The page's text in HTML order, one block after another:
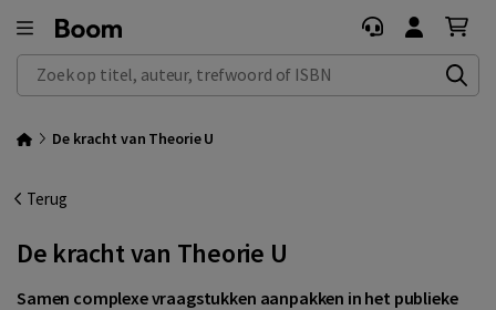
Zoek op titel, auteur, trefwoord of ISBN
De kracht van Theorie U
Terug
De kracht van Theorie U
Samen complexe vraagstukken aanpakken in het publieke